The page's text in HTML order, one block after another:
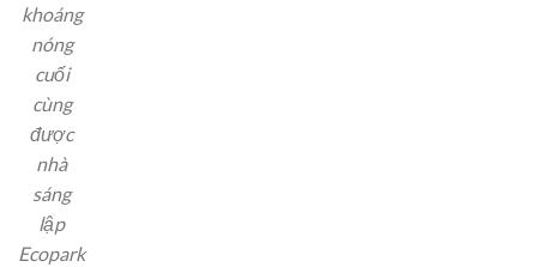
khoáng
nóng
cuối
cùng
được
nhà
sáng
lập
Ecopark